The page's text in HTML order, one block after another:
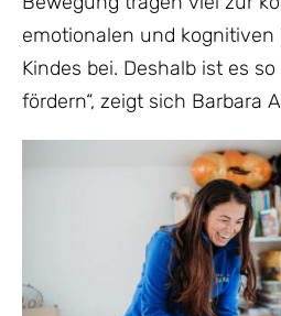
emotionalen und
Kindes bei. Deshalb ist es
fördern“, zeigt sich Barbara